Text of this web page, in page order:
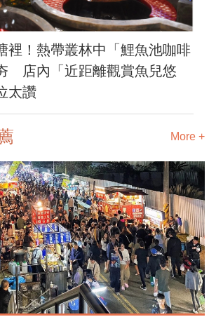
裡！熱帶叢林中「鯉魚池咖啡
店內「近距離觀賞魚兒悠
太讚
More +